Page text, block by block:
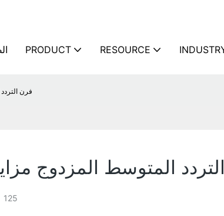
PRODUCT RESOURCE
فرن
المتوسط ​​المزدوج
125